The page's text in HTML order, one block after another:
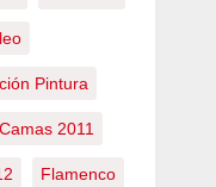
Pintura
2011
Flamenco